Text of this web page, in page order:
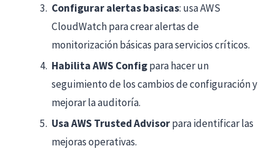
Configurar alertas basicas: usa AWS
CloudWatch para crear alertas de
monitorización básicas para servicios críticos.
Habilita AWS Configpara hacer un
seguimiento de los cambios de configuración y
mejorar la auditoría.
Usa AWS Trusted Advisorpara identificar las
mejoras operativas.